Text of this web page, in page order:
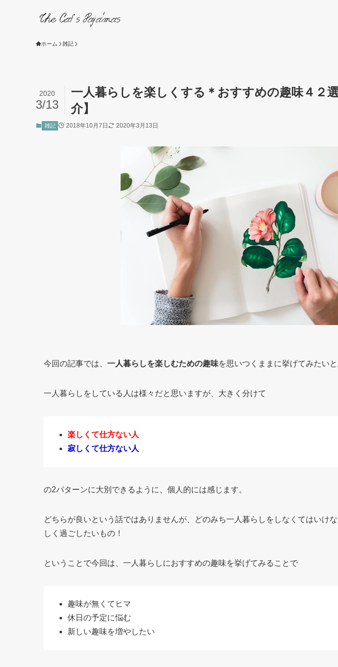
ホーム 雑記
一人暮らしを楽しくする＊おすすめの趣味４２
介】
2020
3/13
雑記 2018年10月7日 2020年3月13日
今回の記事では、 一人暮らしを楽しむための趣味を思いつくままに挙げてみたいと
一人暮らしをしている人は様々だと思いますが、大きく分けて
楽しくて仕方ない人
寂しくて仕方ない人
の2パターンに大別できるように、個人的には感じます。
どちらが良いという話ではありませんが、どのみち一人暮らしをしなくてはいけ
しく過ごしたいもの！
ということで今回は、一人暮らしにおすすめの趣味を挙げてみることで
趣味が無くてヒマ
休日の予定に悩む
新しい趣味を増やしたい